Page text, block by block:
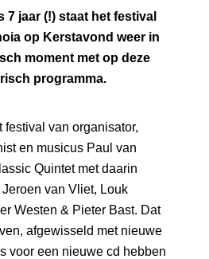
7 jaar (!) staat het festival
op Kerstavond weer in
moment met op deze
programma.
van organisator,
en musicus Paul van
Quintet met daarin
van Vliet, Louk
Westen & Pieter Bast. Dat
afgewisseld met nieuwe
voor een nieuwe cd hebben